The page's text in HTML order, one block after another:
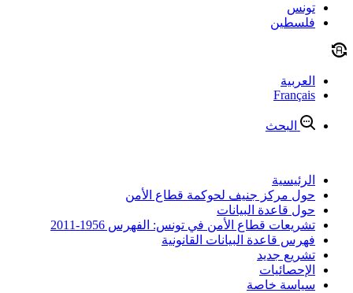
تونس
فلسطين
العربية
Français
البحث
الرئيسية
حول مركز جنيف لحوكمة قطاع الأمن
حول قاعدة البيانات
تشريعات قطاع الأمن في تونس: الفهرس 1956-2011
فهرس قاعدة البيانات القانونية
تشريع جديد
الإحصائيات
سياسة خاصة